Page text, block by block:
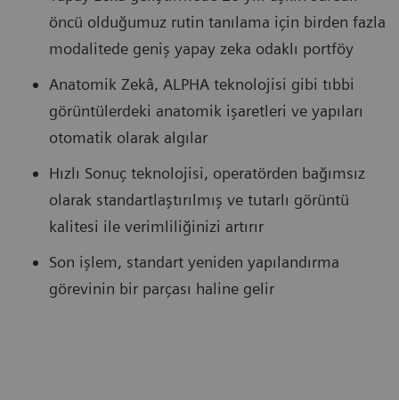
öncü olduğumuz rutin tanılama için birden fazla
modalitede geniş yapay zeka odaklı portföy
Anatomik Zekâ, ALPHA teknolojisi gibi tıbbi
görüntülerdeki anatomik işaretleri ve yapıları
otomatik olarak algılar
Hızlı Sonuç teknolojisi, operatörden bağımsız
olarak standartlaştırılmış ve tutarlı görüntü
kalitesi ile verimliliğinizi artırır
Son işlem, standart yeniden yapılandırma
görevinin bir parçası haline gelir